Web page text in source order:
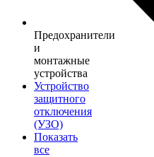
Предохранители
и
монтажные
устройства
Устройство
защитного
отключения
(УЗО)
Показать
все